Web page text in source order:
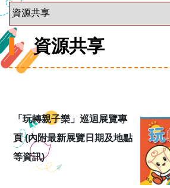
資源共享
「玩轉親子樂」巡迴展覽專
頁 (內附最新展覽日期及地點
等資訊)